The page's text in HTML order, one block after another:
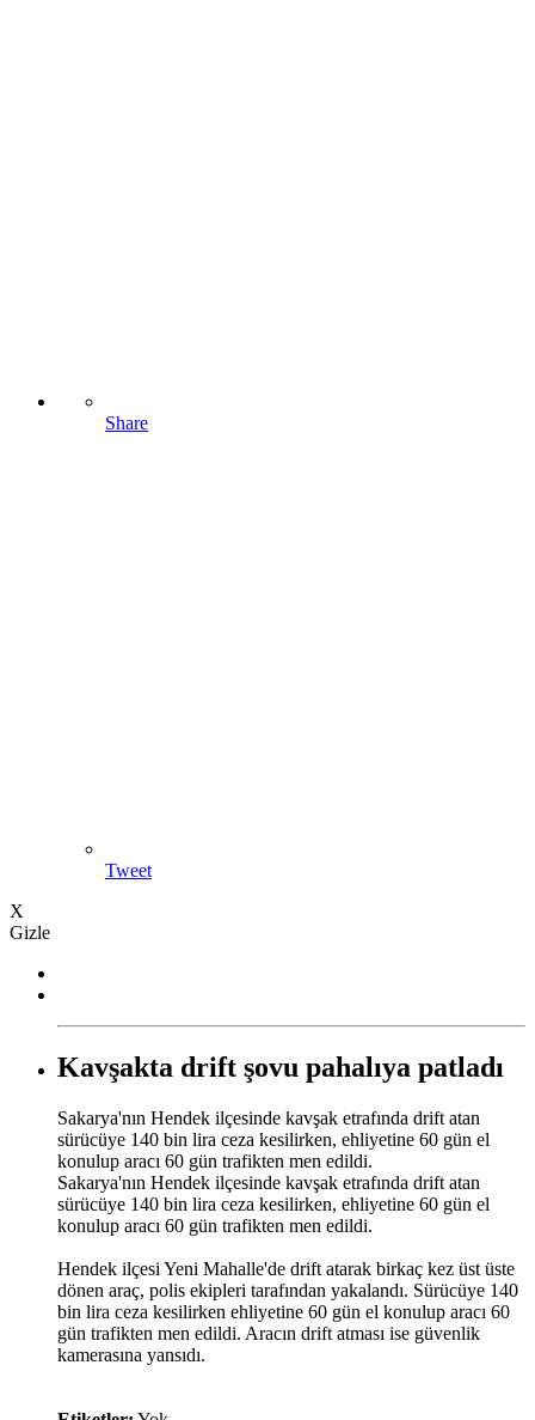
Share
Tweet
X
Gizle
Kavşakta drift şovu pahalıya patladı
Sakarya'nın Hendek ilçesinde kavşak etrafında drift atan
sürücüye 140 bin lira ceza kesilirken, ehliyetine 60 gün el
konulup aracı 60 gün trafikten men edildi.
Sakarya'nın Hendek ilçesinde kavşak etrafında drift atan
sürücüye 140 bin lira ceza kesilirken, ehliyetine 60 gün el
konulup aracı 60 gün trafikten men edildi.
Hendek ilçesi Yeni Mahalle'de drift atarak birkaç kez üst üste
dönen araç, polis ekipleri tarafından yakalandı. Sürücüye 140
bin lira ceza kesilirken ehliyetine 60 gün el konulup aracı 60
gün trafikten men edildi. Aracın drift atması ise güvenlik
kamerasına yansıdı.